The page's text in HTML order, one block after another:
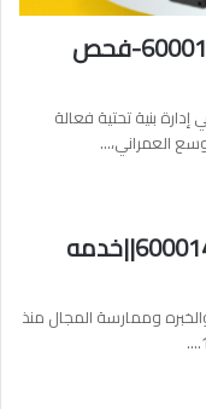
كاميرا تصوير مجاري الكويت-60001486-فحص
بنية تحتية فعالة
العمراني،…
تسليك مزراب المطر بالكويت ||60001486||خدمه
وممارسة المجال منذ